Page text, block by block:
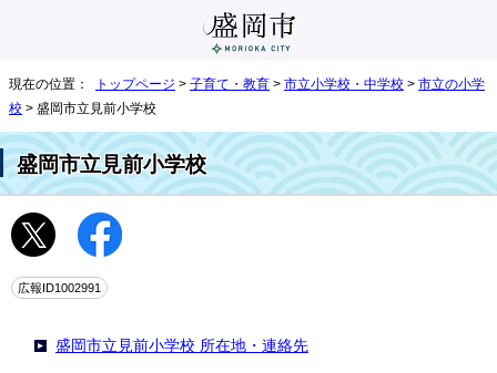
現在の位置： トップページ > 子育て・教育 > 市立小学校・中学校 > 市立の小学
校 > 盛岡市立見前小学校
盛岡市立見前小学校
広報ID1002991
盛岡市立見前小学校 所在地・連絡先